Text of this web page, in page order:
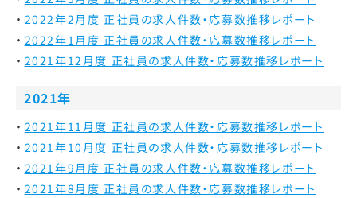
2022年2月度 正社員の求人件数・応募数推移レポート
2022年1月度 正社員の求人件数・応募数推移レポート
2021年12月度 正社員の求人件数・応募数推移レポート
2021年
2021年11月度 正社員の求人件数・応募数推移レポート
2021年10月度 正社員の求人件数・応募数推移レポート
2021年9月度 正社員の求人件数・応募数推移レポート
2021年8月度 正社員の求人件数・応募数推移レポート